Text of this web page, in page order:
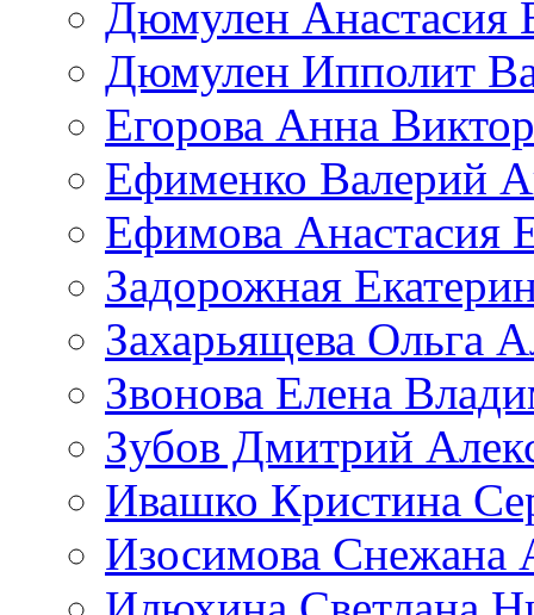
Дюмулен Анастасия
Дюмулен Ипполит
Егорова Анна
Ефименко Валерий
Ефимова Анастасия
Задорожная
Захарьящева Ольга
Звонова Елена
Зубов Дмитрий
Ивашко Кристина
Изосимова Снежана